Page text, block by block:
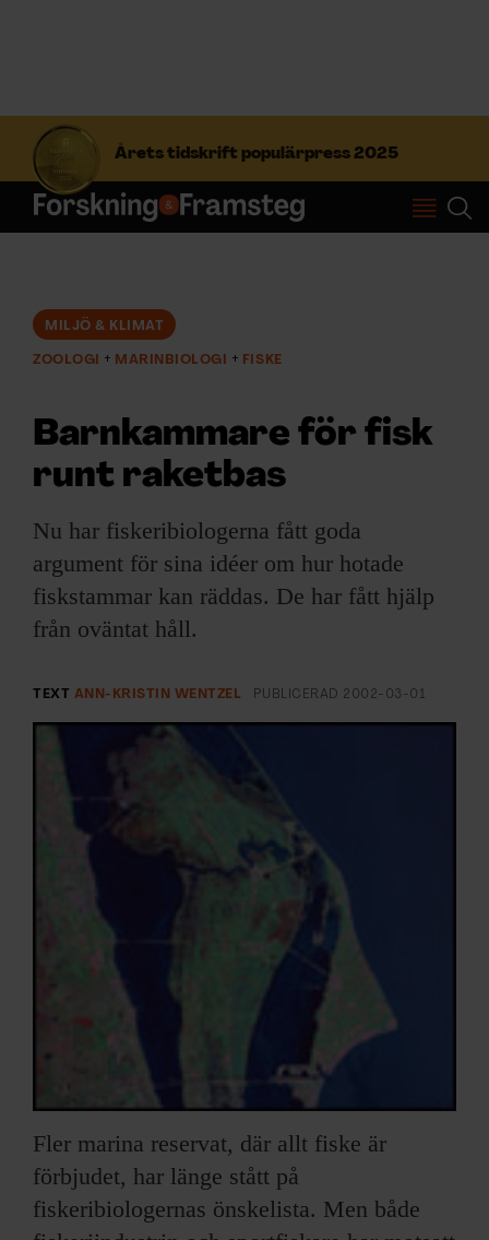
Årets tidskrift populärpress 2025
S
f
t
Prenumerera
ÄMNEN
ARKIV & E-TIDNING
LYSSNA/PODD
KONTAKTA F&F
SKRIV I F&F
PRENUMERERA PÅ F&F
ANNONSERA I F&F
OM F&F
MILJÖ & KLIMAT
ZOOLOGI MARINBIOLOGI FISKE
Barnkammare för fisk
runt raketbas
Nu har fiskeribiologerna fått goda
argument för sina idéer om hur hotade
fiskstammar kan räddas. De har fått hjälp
från oväntat håll.
TEXT ANN-KRISTIN WENTZEL PUBLICERAD 2002-03-01
Fler marina reservat, där allt fiske är
förbjudet, har länge stått på
fiskeribiologernas önskelista. Men både